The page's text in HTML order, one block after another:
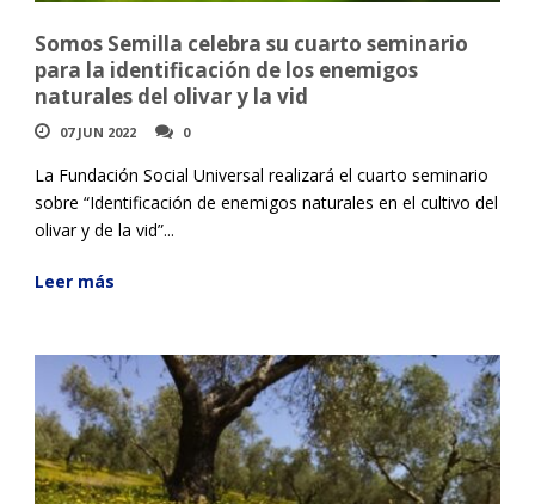
Somos Semilla celebra su cuarto seminario
para la identificación de los enemigos
naturales del olivar y la vid
07 JUN 2022 0
La Fundación Social Universal realizará el cuarto seminario
sobre “Identificación de enemigos naturales en el cultivo del
olivar y de la vid”...
Leer más